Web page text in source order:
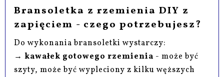
Bransoletka z rzemienia DIY z
zapięciem - czego potrzebujesz?
Do wykonania bransoletki wystarczy:
→kawałek gotowego rzemienia - może być
szyty, może być wypleciony z kilku węższych